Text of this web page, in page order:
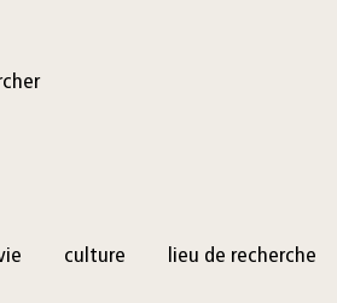
culture lieu de recherche